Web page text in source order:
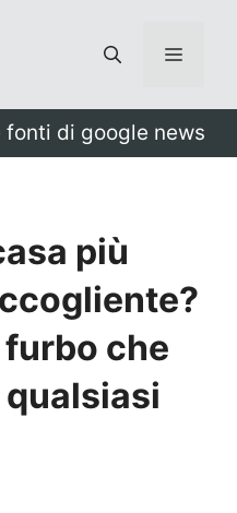
Menu
di google news
più
che